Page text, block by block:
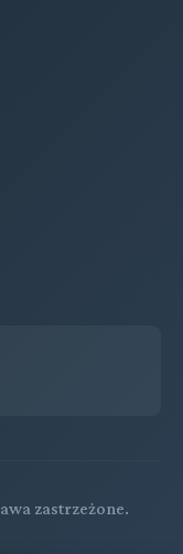
zastrzeżone.